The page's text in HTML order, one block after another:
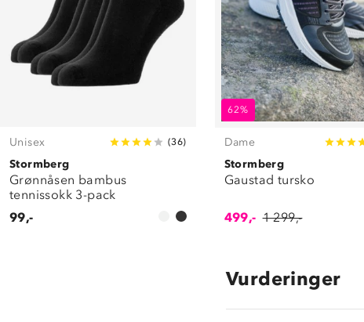
Unisex (36)
Stormberg
Grønnåsen bambus
tennissokk 3-pack
99,-
62%
Dame
Stormberg
Gaustad tursko
499,- 1 299,-
Vurderinger